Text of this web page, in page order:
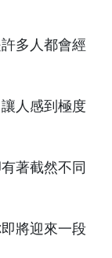
多人都會經
人感到極度
著截然不同
將迎來一段